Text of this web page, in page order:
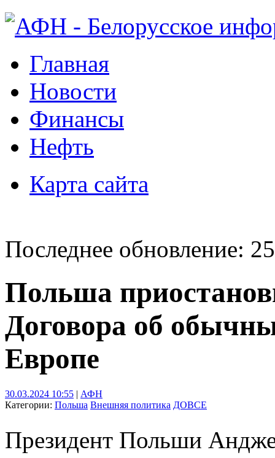
Главная
Новости
Финансы
Нефть
Карта сайта
Последнее обновление:
Польша
Договора об
Европе
30.03.2024 10:55 | АФН
Категории: Польша Внешняя политика ДОВСЕ
Президент Польши